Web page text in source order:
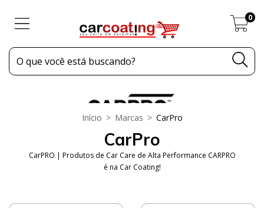
0
Início > Marcas > CarPro
CarPro
CarPRO | Produtos de Car Care de Alta Performance CARPRO
é na Car Coating!